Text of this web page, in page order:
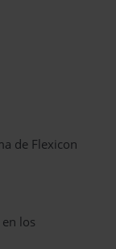
de Flexicon
los